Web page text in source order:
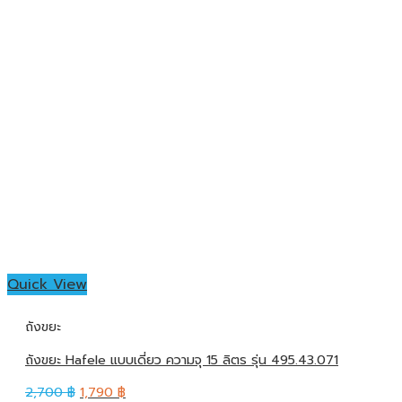
Quick View
ถังขยะ
ถังขยะ Hafele แบบเดี่ยว ความจุ 15 ลิตร รุ่น 495.43.071
2,700฿ 1,790 ฿